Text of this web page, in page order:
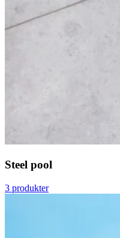
Steel pool
3 produkter